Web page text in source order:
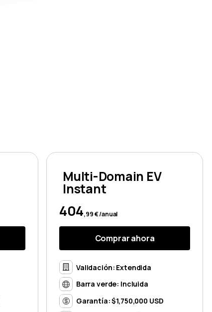
Multi-Domain EV
Instant
404,99 € /anual
Comprar ahora
Validación: Extendida
Barra verde: Incluida
Garantía: $1,750,000 USD